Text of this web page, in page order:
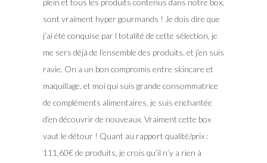
plein et tous les produits contenus dans notre box,
sont vraiment hyper gourmands ! Je dois dire que
j’ai été conquise par l totalité de cette sélection, je
me sers déjà de l’ensemble des produits, et j’en suis
ravie. On a un bon compromis entre skincare et
maquillage, et moi qui suis grande consommatrice
de compléments alimentaires, je suis enchantée
d’en découvrir de nouveaux. Vraiment cette box
vaut le détour ! Quant au rapport qualité/prix :
111,60€ de produits, je crois qu’il n’y a rien à